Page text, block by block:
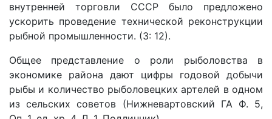
внутренней торговли СССР было предложено
ускорить проведение технической реконструкции
рыбной промышленности. (3: 12).
Общее представление о роли рыболовства в
экономике района дают цифры годовой добычи
рыбы и количество рыболовецких артелей в одном
из сельских советов (Нижневартовский ГА Ф. 5,